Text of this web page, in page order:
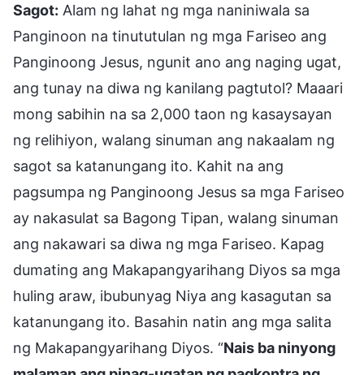
Sagot: Alam ng lahat ng mga naniniwala sa
Panginoon na tinututulan ng mga Fariseo ang
Panginoong Jesus, ngunit ano ang naging ugat,
ang tunay na diwa ng kanilang pagtutol? Maaari
mong sabihin na sa 2,000 taon ng kasaysayan
ng relihiyon, walang sinuman ang nakaalam ng
sagot sa katanungang ito. Kahit na ang
pagsumpa ng Panginoong Jesus sa mga Fariseo
ay nakasulat sa Bagong Tipan, walang sinuman
ang nakawari sa diwa ng mga Fariseo. Kapag
dumating ang Makapangyarihang Diyos sa mga
huling araw, ibubunyag Niya ang kasagutan sa
katanungang ito. Basahin natin ang mga salita
ng Makapangyarihang Diyos. “Nais ba ninyong